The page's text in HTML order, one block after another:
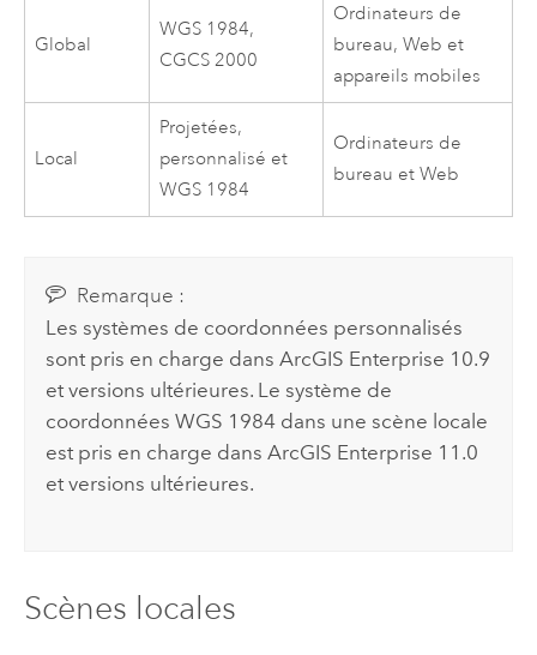
Global
WGS 1984,
CGCS 2000
Ordinateurs de
bureau, Web et
appareils mobiles
Local
Projetées,
personnalisé et
WGS 1984
Ordinateurs de
bureau et Web
Remarque :
Les systèmes de coordonnées personnalisés
sont pris en charge dansArcGIS Enterprise 10.9
et versions ultérieures. Le système de
coordonnées WGS 1984 dans une scène locale
est pris en charge dansArcGIS Enterprise 11.0
et versions ultérieures.
Scènes locales